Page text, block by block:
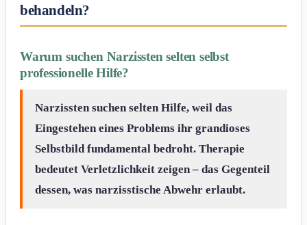
behandeln?
Warum suchen Narzissten selten selbst
professionelle Hilfe?
Narzissten suchen selten Hilfe, weil das
Eingestehen eines Problems ihr grandioses
Selbstbild fundamental bedroht. Therapie
bedeutet Verletzlichkeit zeigen – das Gegenteil
dessen, was narzisstische Abwehr erlaubt.